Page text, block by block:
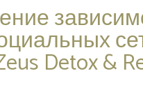
Detox &